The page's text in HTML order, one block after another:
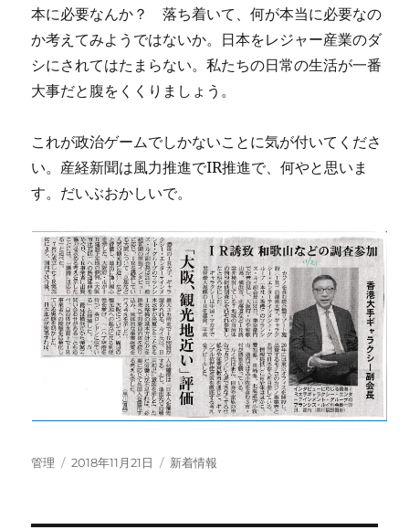
本に必要なんか？ 落ち着いて、何が本当に必要なの
か考えてみようではないか。日本をレジャー産業のダ
シにされてはたまらない。私たちの日常の生活が一番
大事だと腹をくくりましょう。
これが政治ゲームでしかないことに気が付いてくださ
い。産経新聞は風力推進でIR推進で、何やと思いま
す。だいぶおかしいで。
投
管理
投
2018年11月21日
カ
新着情報